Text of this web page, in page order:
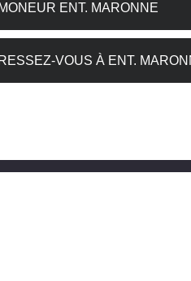
ENT. MARONNE
VOUS À ENT.